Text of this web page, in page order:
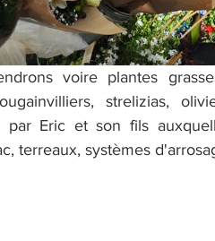
voire plantes
strelizias,
par Eric et son fils
terreaux, systèmes